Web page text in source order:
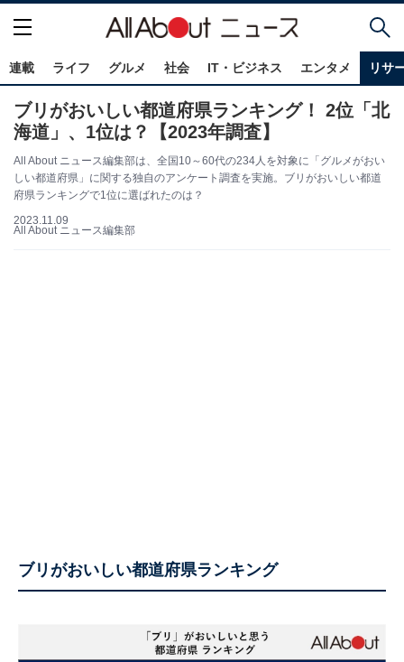
連載 ライフ グルメ 社会 IT・ビジネス エンタメ リサ
ブリがおいしい都道府県ランキング！ 2位「北
海道」、1位は？【2023年調査】
All About ニュース編集部は、全国10～60代の234人を対象に「グルメがおい
しい都道府県」に関する独自のアンケート調査を実施。ブリがおいしい都道
府県ランキングで1位に選ばれたのは？
2023.11.09
All About ニュース編集部
ブリがおいしい都道府県ランキング